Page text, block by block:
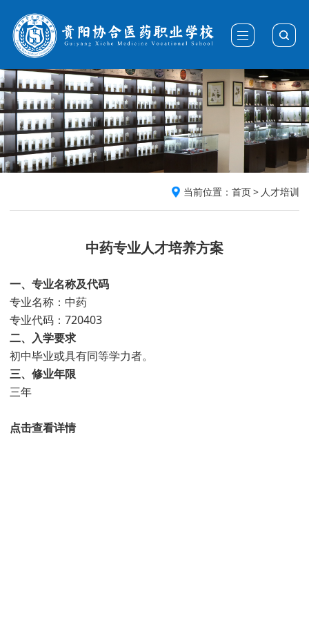
当前位置： 首页> 人才培训
中药专业人才培养方案
一、专业名称及代码
专业名称：中药
专业代码：720403
二、入学要求
初中毕业或具有同等学力者。
三、修业年限
三年
点击查看详情